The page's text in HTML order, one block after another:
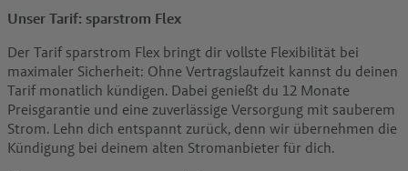
Unser Tarif: sparstrom Flex
Der Tarif sparstrom Flex bringt dir vollste Flexibilität bei
maximaler Sicherheit: Ohne Vertragslaufzeit kannst du deinen
Tarif monatlich kündigen. Dabei genießt du 12 Monate
Preisgarantie und eine zuverlässige Versorgung mit sauberem
Strom. Lehn dich entspannt zurück, denn wir übernehmen die
Kündigung bei deinem alten Stromanbieter für dich.